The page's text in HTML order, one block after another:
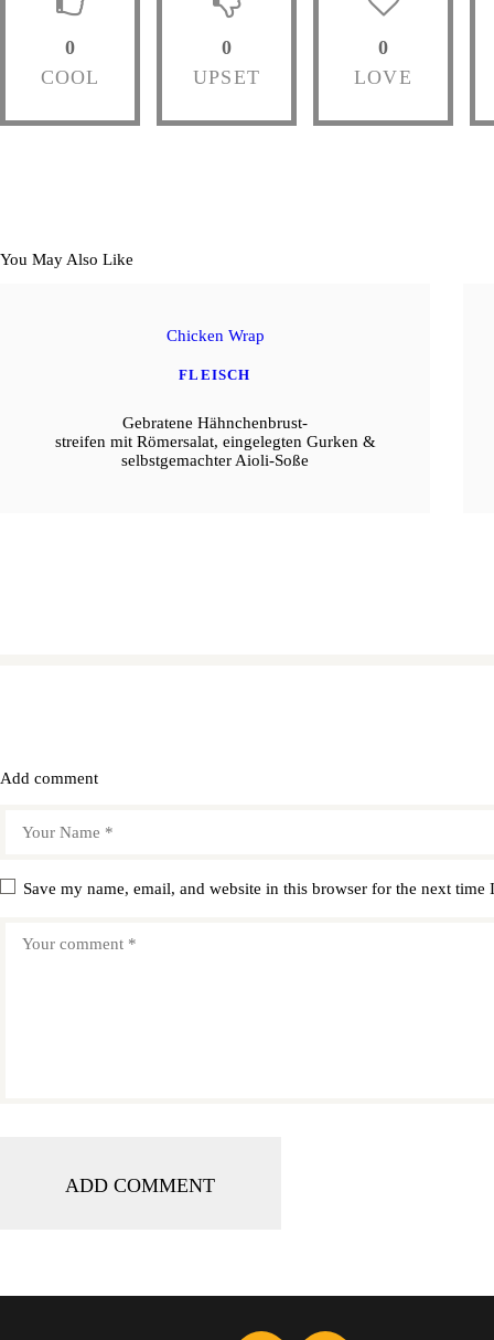
0
COOL
0
UPSET
0
LOVE
You May Also Like
Chicken Wrap
FLEISCH
Gebratene Hähnchenbrust-
streifen mit Römersalat, eingelegten Gurken &
selbstgemachter Aioli-Soße
Add comment
Save my name, email, and website in this browser for the next time